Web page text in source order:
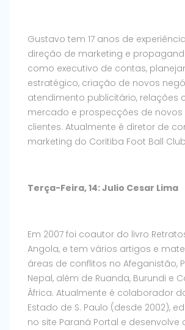
Gustavo tem 17 anos de
direção de marketing e
como executivo de contas,
estratégico, criação de novos
atendimento publicitário, relações
mercado e prospecções de
clientes. Atualmente é diretor de
marketing do Coritiba Foot Ball
Terça-Feira, 14: Julio Cesar Lima
Em 2007 foi coautor do livro
Angola, e tem vários artigos e
áreas de conflitos no Afeganistão,
Nepal, além de Ruanda, Burundi e
África. Atualmente é colaborador
Estado de S. Paulo (desde 2002),
no site Paraná Portal e desenvolve